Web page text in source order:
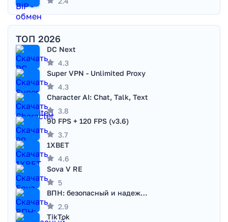
ТОП 2026
DC Next
4.3
Super VPN - Unlimited Proxy
4.3
Character AI: Chat, Talk, Text
3.8
90 FPS + 120 FPS (v3.6)
3.7
1XBET
4.6
Sova V RE
5
ВПН: безопасный и надежный VPN
2.9
TikTok